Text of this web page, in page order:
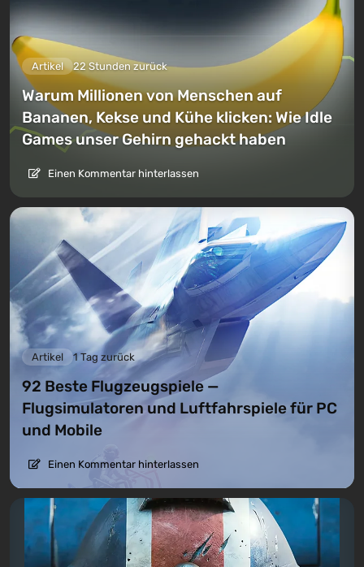
Artikel 22 Stunden zurück
Warum Millionen von Menschen auf
Bananen, Kekse und Kühe klicken: Wie Idle
Games unser Gehirn gehackt haben
Einen Kommentar hinterlassen
Artikel 1 Tag zurück
92 Beste Flugzeugspiele —
Flugsimulatoren und Luftfahrspiele für PC
und Mobile
Einen Kommentar hinterlassen